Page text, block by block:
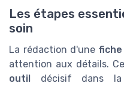
Les étapes
soin
La rédaction d'une
attention aux détails.
outil
décisif dans